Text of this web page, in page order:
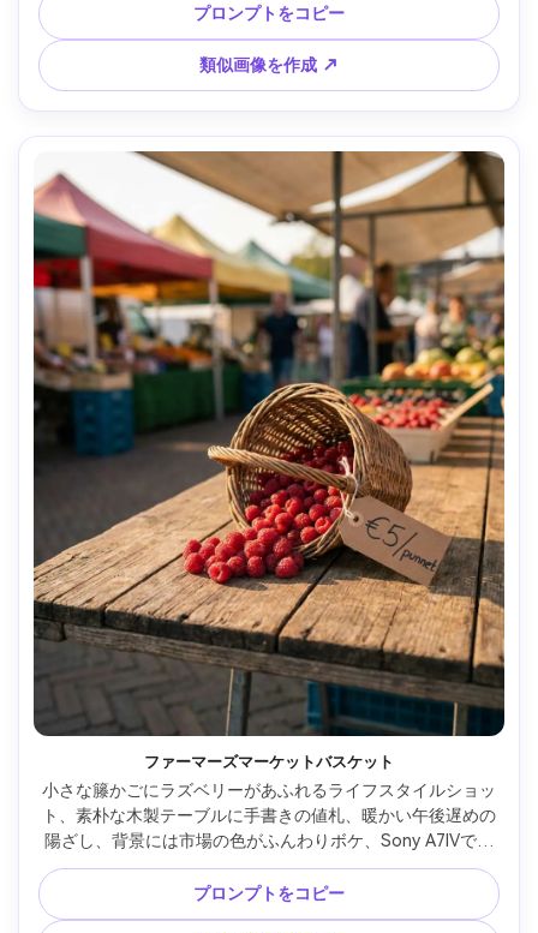
50mmレンズ、f/5.6、シャープなディテールと柔らかい影、
フォトリアリスティック、ピンタレスト風ブレックファスト
--ar 4:5
プロンプトをコピー
類似画像を作成 ↗
ファーマーズマーケットバスケット
小さな籐かごにラズベリーがあふれるライフスタイルショッ
ト、素朴な木製テーブルに手書きの値札、暖かい午後遅めの
陽ざし、背景には市場の色がふんわりボケ、Sony A7IVで撮
影、35mmレンズ、f/2.0、ドキュメンタリー感のあるスナッ
プ、自然な肌色カラー、リアルな質感 --ar 4:5
プロンプトをコピー